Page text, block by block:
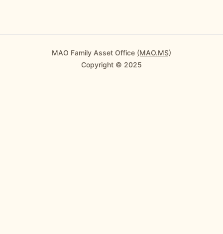
MAO Family Asset Office (MAO.MS)
Copyright © 2025